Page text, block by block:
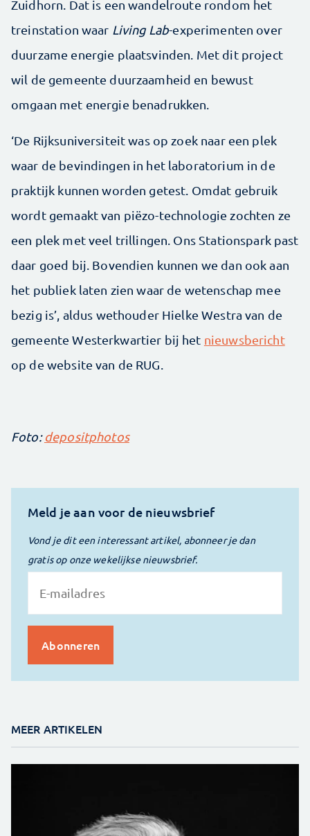
Zuidhorn. Dat is een wandelroute rondom het
treinstation waar Living Lab-experimenten over
duurzame energie plaatsvinden. Met dit project
wil de gemeente duurzaamheid en bewust
omgaan met energie benadrukken.
‘De Rijksuniversiteit was op zoek naar een plek
waar de bevindingen in het laboratorium in de
praktijk kunnen worden getest. Omdat gebruik
wordt gemaakt van piëzo-technologie zochten ze
een plek met veel trillingen. Ons Stationspark past
daar goed bij. Bovendien kunnen we dan ook aan
het publiek laten zien waar de wetenschap mee
bezig is’, aldus wethouder Hielke Westra van de
gemeente Westerkwartier bij het nieuwsbericht
op de website van de RUG.
Foto:depositphotos
Meld je aan voor de nieuwsbrief
Vond je dit een interessant artikel, abonneer je dan
gratis op onze wekelijkse nieuwsbrief.
MEER ARTIKELEN